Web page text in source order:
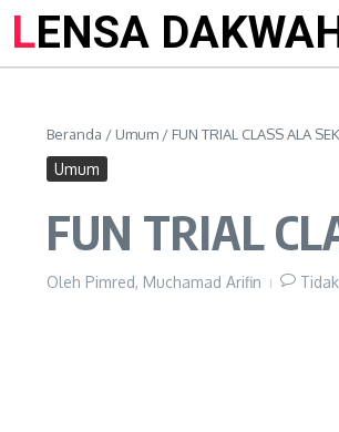
LENSA
Beranda / Umum / FUN TRIAL CLASS ALA
Umum
FUN TRIAL
Oleh Pimred, Muchamad Arifin